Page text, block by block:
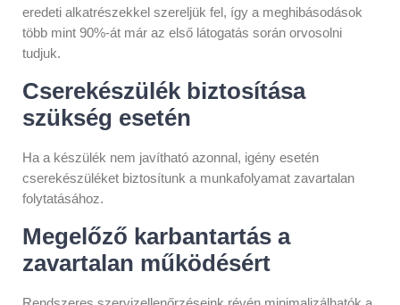
eredeti alkatrészekkel szereljük fel, így a meghibásodások
több mint 90%-át már az első látogatás során orvosolni
tudjuk.
Cserekészülék biztosítása
szükség esetén
Ha a készülék nem javítható azonnal, igény esetén
cserekészüléket biztosítunk a munkafolyamat zavartalan
folytatásához.
Megelőző karbantartás a
zavartalan működésért